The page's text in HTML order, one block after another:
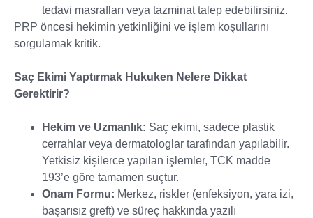
tedavi masrafları veya tazminat talep edebilirsiniz.
PRP öncesi hekimin yetkinliğini ve işlem koşullarını
sorgulamak kritik.
Saç Ekimi Yaptırmak Hukuken Nelere Dikkat
Gerektirir?
Hekim ve Uzmanlık: Saç ekimi, sadece plastik
cerrahlar veya dermatologlar tarafından yapılabilir.
Yetkisiz kişilerce yapılan işlemler, TCK madde
193’e göre tamamen suçtur.
Onam Formu: Merkez, riskler (enfeksiyon, yara izi,
başarısız greft) ve süreç hakkında yazılı